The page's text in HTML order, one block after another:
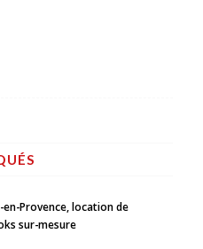
Provence, location de
sur-mesure